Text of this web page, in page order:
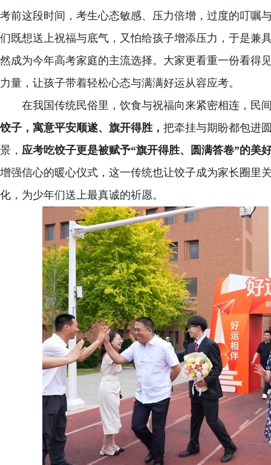
考前这段时间，考生心态敏感、压力倍增，过度的叮嘱
们既想送上祝福与底气，又怕给孩子增添压力，于是兼
然成为今年高考家庭的主流选择。大家更看重一份看得
力量，让孩子带着轻松心态与满满好运从容应考。
在我国传统民俗里，饮食与祝福向来紧密相连，民
饺子，寓意平安顺遂、旗开得胜， 把牵挂与期盼都包进
景， 应考吃饺子更是被赋予“旗开得胜、圆满答卷”的美
增强信心的暖心仪式，这一传统也让饺子成为家长圈里
化，为少年们送上最真诚的祈愿。